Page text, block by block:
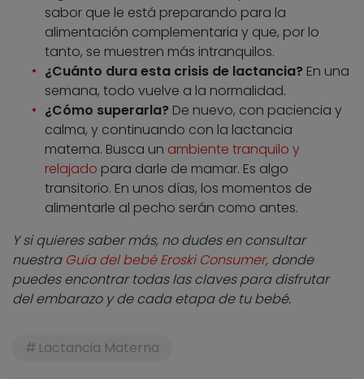
sabor que le está preparando para la
alimentación complementaria y que, por lo
tanto, se muestren más intranquilos.
¿Cuánto dura esta crisis de lactancia? En una
semana, todo vuelve a la normalidad.
¿Cómo superarla? De nuevo, con paciencia y
calma, y continuando con la lactancia
materna. Busca un ambiente tranquilo y
relajado para darle de mamar. Es algo
transitorio. En unos días, los momentos de
alimentarle al pecho serán como antes.
Y si quieres saber más, no dudes en consultar
nuestra Guía del bebé Eroski Consumer, donde
puedes encontrar todas las claves para disfrutar
del embarazo y de cada etapa de tu bebé.
Lactancia Materna